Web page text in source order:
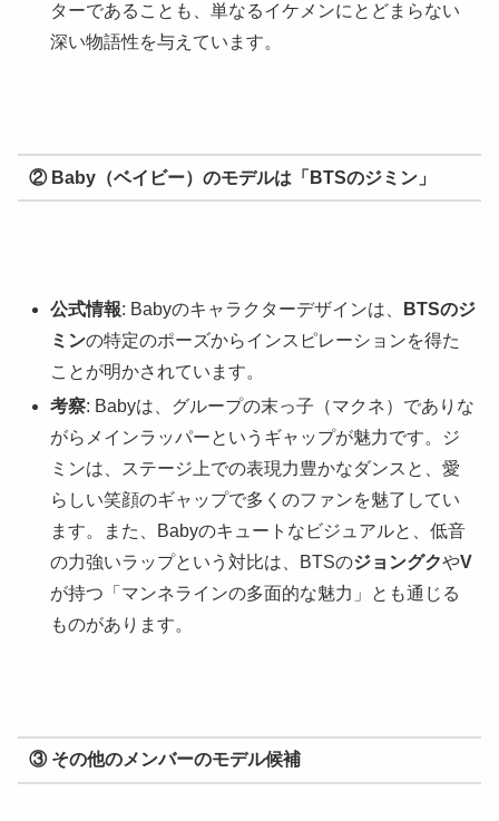
ターであることも、単なるイケメンにとどまらない
深い物語性を与えています。
② Baby（ベイビー）のモデルは「BTSのジミン」
公式情報: Babyのキャラクターデザインは、
BTSのジ
ミンの特定のポーズからインスピレーションを得た
ことが明かされています。
考察: Babyは、グループの末っ子（マクネ）でありな
がらメインラッパーというギャップが魅力です。ジ
ミンは、ステージ上での表現力豊かなダンスと、愛
らしい笑顔のギャップで多くのファンを魅了してい
ます。また、Babyのキュートなビジュアルと、低音
の力強いラップという対比は、BTSのジョングクやV
が持つ「マンネラインの多面的な魅力」とも通じる
ものがあります。
③ その他のメンバーのモデル候補